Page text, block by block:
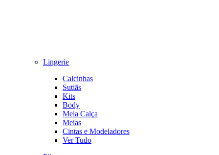
Lingerie
Calcinhas
Sutiãs
Kits
Body
Meia Calça
Meias
Cintas e Modeladores
Ver Tudo